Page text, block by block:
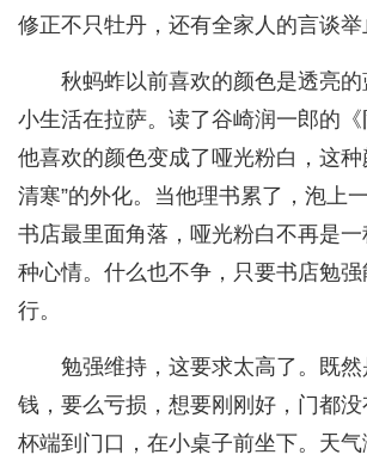
修正不只牡丹，还有全家人的言谈举
秋蚂蚱以前喜欢的颜色是透亮
小生活在拉萨。读了谷崎润一郎的《
他喜欢的颜色变成了哑光粉白，这种
清寒”的外化。当他理书累了，泡上
书店最里面角落，哑光粉白不再是
种心情。什么也不争，只要书店勉
行。
勉强维持，这要求太高了。既
钱，要么亏损，想要刚刚好，门都
杯端到门口，在小桌子前坐下。天